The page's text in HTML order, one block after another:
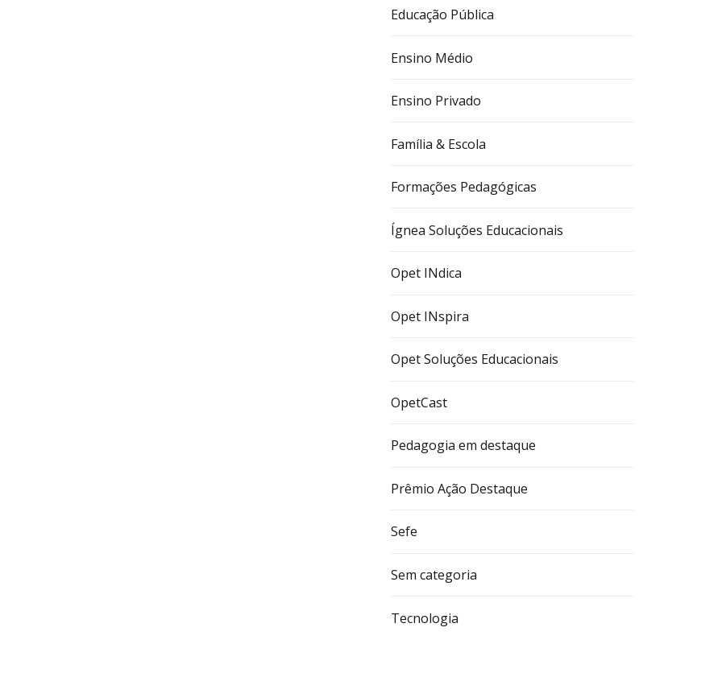
Educação Pública
Ensino Médio
Ensino Privado
Família & Escola
Formações Pedagógicas
Ígnea Soluções Educacionais
Opet INdica
Opet INspira
Opet Soluções Educacionais
OpetCast
Pedagogia em destaque
Prêmio Ação Destaque
Sefe
Sem categoria
Tecnologia